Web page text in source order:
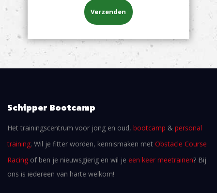
Verzenden
Schipper Bootcamp
Het trainingscentrum voor jong en oud, bootcamp & personal
training. Wil je fitter worden, kennismaken met Obstacle Course
Racing of ben je nieuwsgierig en wil je een keer meetrainen? Bij
ons is iedereen van harte welkom!